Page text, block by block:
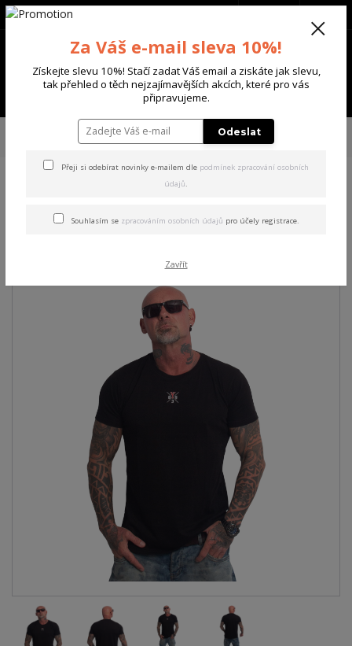
Menu
+420 702 136 620
TRIKA & TÍLKA
Yakuza pánské tričko Tens Regular
Basic T-Shirt black M
Regular Basic T-Shirt black M
Za Váš e-mail sleva 10%!
Získejte slevu 10%! Stačí zadat Váš email a ziskáte jak slevu,
tak přehled o těch nejzajímavějších akcích, které pro vás
připravujeme.
Odeslat
Přeji si odebírat novinky e-mailem dle podmínek zpracování osobních
údajů.
Souhlasím se zpracováním osobních údajů pro účely registrace.
Zavřít